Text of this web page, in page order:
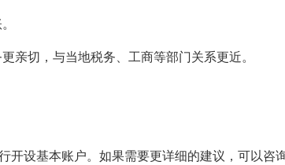
亲切，与当地税务、工商等部门关系更近。
开设基本账户。如果需要更详细的建议，可以咨